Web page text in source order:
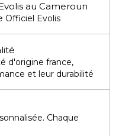
au Cameroun
Officiel Evolis
d'origine france,
et leur durabilité
Chaque